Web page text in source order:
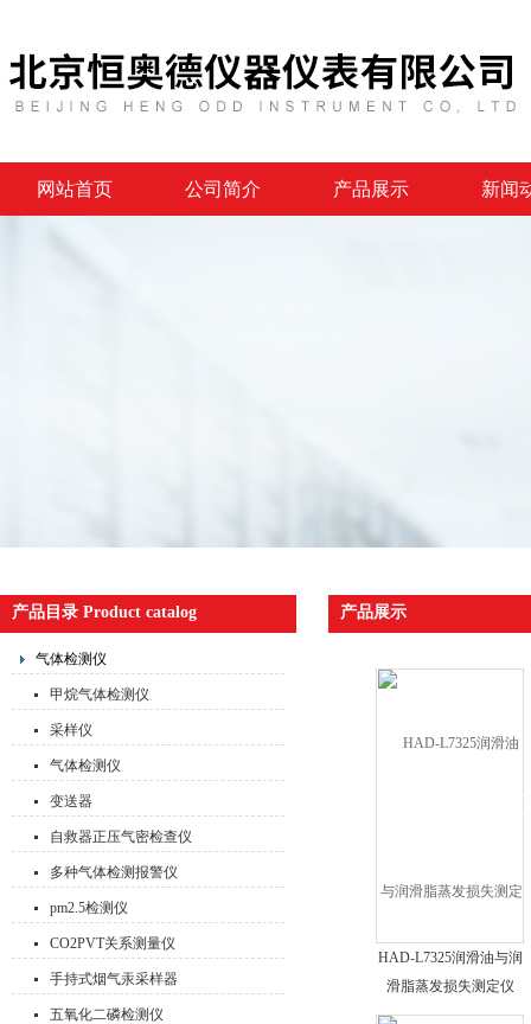
网站首页 公司简介 产品展示 新闻
产品目录 Product catalog
气体检测仪
甲烷气体检测仪
采样仪
气体检测仪
变送器
自救器正压气密检查仪
多种气体检测报警仪
pm2.5检测仪
CO2PVT关系测量仪
手持式烟气汞采样器
五氧化二磷检测仪
产品展示
HAD-L7325润滑油与润
滑脂蒸发损失测定仪